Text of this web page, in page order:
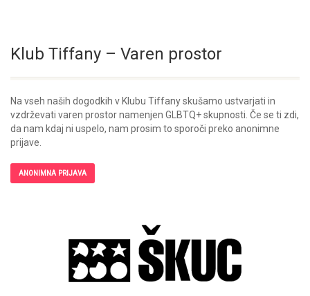
Klub Tiffany – Varen prostor
Na vseh naših dogodkih v Klubu Tiffany skušamo ustvarjati in
vzdrževati varen prostor namenjen GLBTQ+ skupnosti. Če se ti zdi,
da nam kdaj ni uspelo, nam prosim to sporoči preko anonimne
prijave.
ANONIMNA PRIJAVA